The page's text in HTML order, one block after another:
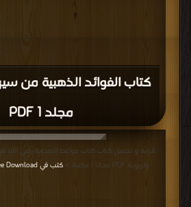
كتاب الفوائد الذهبية من سير
مجلد 1 PDF
قراءة و تحميل كتاب كتاب مواعظ الصحابة رضي الله
وتربوية PDF مجانا | مكتبة >
كتب في Free Download